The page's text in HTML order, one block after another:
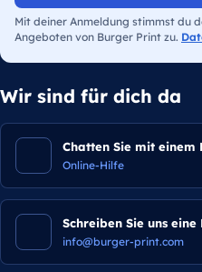
Mit deiner Anmeldung stimmst du
Angeboten von Burger Print zu.
Wir sind für dich da
Chatten Sie mit einem
Online-Hilfe
Schreiben Sie uns eine
info@burger-print.com